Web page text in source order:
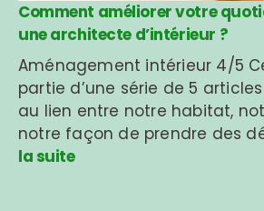
Comment améliorer votre
une architecte d’intérieur ?
Aménagement intérieur 4/5
partie d’une série de 5
au lien entre notre habitat,
notre façon de prendre des
la suite